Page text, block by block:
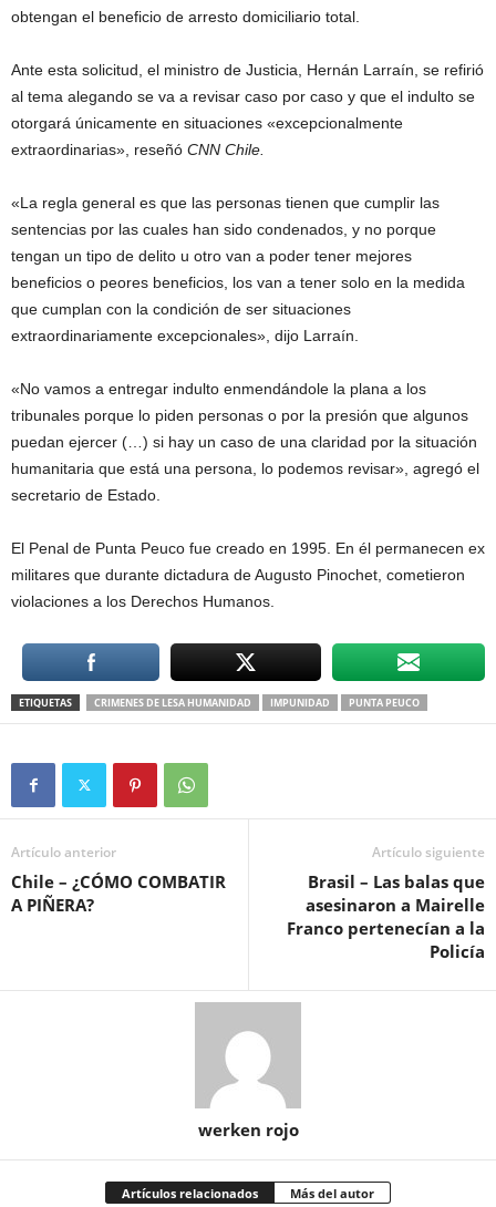
obtengan el beneficio de arresto domiciliario total.
Ante esta solicitud, el ministro de Justicia, Hernán Larraín, se refirió
al tema alegando se va a revisar caso por caso y que el indulto se
otorgará únicamente en situaciones «excepcionalmente
extraordinarias», reseñó CNN Chile.
«La regla general es que las personas tienen que cumplir las
sentencias por las cuales han sido condenados, y no porque
tengan un tipo de delito u otro van a poder tener mejores
beneficios o peores beneficios, los van a tener solo en la medida
que cumplan con la condición de ser situaciones
extraordinariamente excepcionales», dijo Larraín.
«No vamos a entregar indulto enmendándole la plana a los
tribunales porque lo piden personas o por la presión que algunos
puedan ejercer (…) si hay un caso de una claridad por la situación
humanitaria que está una persona, lo podemos revisar», agregó el
secretario de Estado.
El Penal de Punta Peuco fue creado en 1995. En él permanecen ex
militares que durante dictadura de Augusto Pinochet, cometieron
violaciones a los Derechos Humanos.
ETIQUETAS CRIMENES DE LESA HUMANIDAD IMPUNIDAD PUNTA PEUCO
Artículo anterior
Chile – ¿CÓMO COMBATIR
A PIÑERA?
Artículo siguiente
Brasil – Las balas que
asesinaron a Mairelle
Franco pertenecían a la
Policía
werken rojo
Artículos relacionados Más del autor